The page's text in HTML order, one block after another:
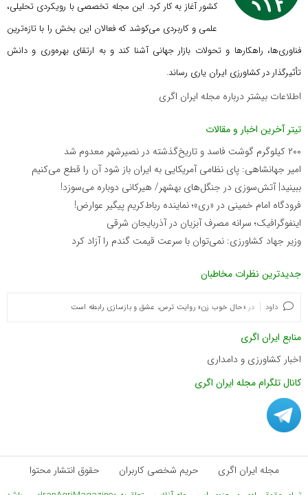
کشور آغاز به کار کرد. این مجله تخصصی با رویکردی تحلیلی،
علمی و کاربردی می‌کوشد که فعالان این بخش را با تازه‌ترین
فناوری‌ها، راهکارها و تحولات بازار جهانی آشنا کند و به ارتقای بهره‌وری و دانش
تأثیرگذار در کشاورزی ایران یاری رساند.
اطلاعات بیشتر درباره مجله ایران اگری
تیتر آخرین اخبار و مقالات
۲۰۰ کیلوگرم گوشت فاسد و تاریخ‌گذشته در نصیرشهر معدوم شد
امیر جهانشاهی: پای نظامی آمریکایی به ایران باز شود آن را قطع می‌کنیم
ببینید| آتش‌سوزی در جنگل‌های بهشهر/ هیرکانی دوباره می‌سوزد!
فرودگاه امام خمینی در «ری»؛ نماینده رباط‌کریم پیگیر عوارض!
اینفوگرافیک؛ سرانه مصرف آبزیان در آذربایجان شرقی
وزیر جهاد کشاورزی: نمی‌توان با سرعت قیمت گندم را آزاد کرد
جدیدترین نظرات مخاطبان
داود در «حال خوب زن» روایت ترس، عشق و بازسازی رابطه است
منابع ایران اگری
اخبار کشاورزی و دامداری
کانال تلگرام مجله ایران اگری
مجله ایران اگری حریم شخصی کاربران حقوق انتشار محتوا